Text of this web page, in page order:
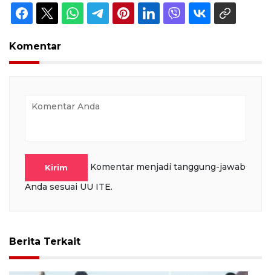
Komentar
Kirim
Komentar menjadi tanggung-jawab
Anda sesuai UU ITE.
Berita Terkait